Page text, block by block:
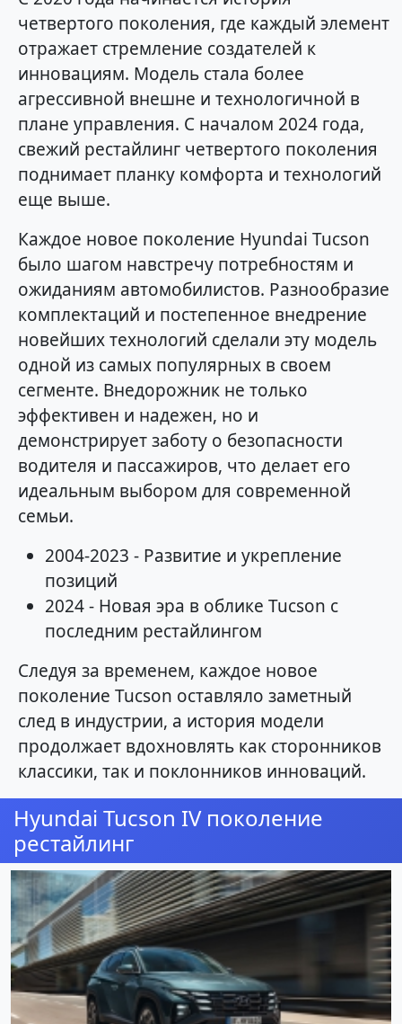
четвертого поколения, где каждый элемент
отражает стремление создателей к
инновациям. Модель стала более
агрессивной внешне и технологичной в
плане управления. С началом 2024 года,
свежий рестайлинг четвертого поколения
поднимает планку комфорта и технологий
еще выше.
Каждое новое поколение Hyundai Tucson
было шагом навстречу потребностям и
ожиданиям автомобилистов. Разнообразие
комплектаций и постепенное внедрение
новейших технологий сделали эту модель
одной из самых популярных в своем
сегменте. Внедорожник не только
эффективен и надежен, но и
демонстрирует заботу о безопасности
водителя и пассажиров, что делает его
идеальным выбором для современной
семьи.
2004-2023 - Развитие и укрепление
позиций
2024 - Новая эра в облике Tucson с
последним рестайлингом
Следуя за временем, каждое новое
поколение Tucson оставляло заметный
след в индустрии, а история модели
продолжает вдохновлять как сторонников
классики, так и поклонников инноваций.
Hyundai Tucson IV поколение
рестайлинг